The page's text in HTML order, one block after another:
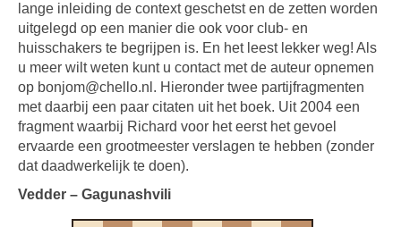
lange inleiding de context geschetst en de zetten worden
uitgelegd op een manier die ook voor club- en
huisschakers te begrijpen is. En het leest lekker weg! Als
u meer wilt weten kunt u contact met de auteur opnemen
op bonjom@chello.nl. Hieronder twee partijfragmenten
met daarbij een paar citaten uit het boek. Uit 2004 een
fragment waarbij Richard voor het eerst het gevoel
ervaarde een grootmeester verslagen te hebben (zonder
dat daadwerkelijk te doen).
Vedder – Gagunashvili